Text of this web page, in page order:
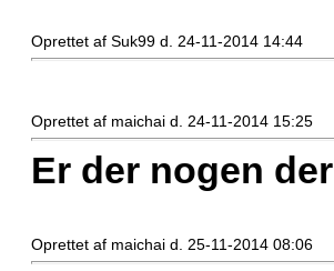
Oprettet af Suk99 d. 24-11-2014 14:44
Oprettet af maichai d. 24-11-2014 15:25
Er der nogen
Oprettet af maichai d. 25-11-2014 08:06